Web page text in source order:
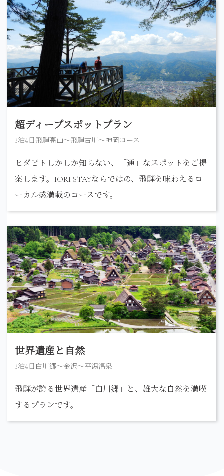
超ディープスポットプラン
3泊4日飛騨高山〜飛騨古川～神岡コース
ヒダビトしかしか知らない、「通」なスポットをご提
案します。IORI STAYならではの、飛騨を味わえるロ
ーカル感満載のコースです。
世界遺産と自然
3泊4日白川郷〜金沢～平湯温泉
飛騨が誇る世界遺産「白川郷」と、雄大な自然を満喫
するプランです。